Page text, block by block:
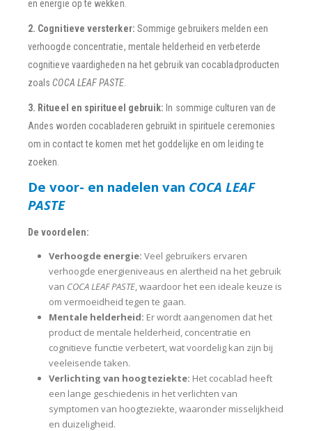
en energie op te wekken.
2. Cognitieve versterker: Sommige gebruikers melden een
verhoogde concentratie, mentale helderheid en verbeterde
cognitieve vaardigheden na het gebruik van cocabladproducten
zoalsCOCA LEAF PASTE
3. Ritueel en spiritueel gebruik: In sommige culturen van de
Andes worden cocabladeren gebruikt in spirituele ceremonies
om in contact te komen met het goddelijke en om leiding te
zoeken.
De voor- en nadelen van COCA LEAF
PASTE
De voordelen:
Verhoogde energie: Veel gebruikers ervaren
verhoogde energieniveaus en alertheid na het gebruik
van COCA LEAF PASTE, waardoor het een ideale keuze is
om vermoeidheid tegen te gaan.
Mentale helderheid: Er wordt aangenomen dat het
product de mentale helderheid, concentratie en
cognitieve functie verbetert, wat voordelig kan zijn bij
veeleisende taken.
Verlichting van hoogteziekte: Het cocablad heeft
een lange geschiedenis in het verlichten van
symptomen van hoogteziekte, waaronder misselijkheid
en duizeligheid.